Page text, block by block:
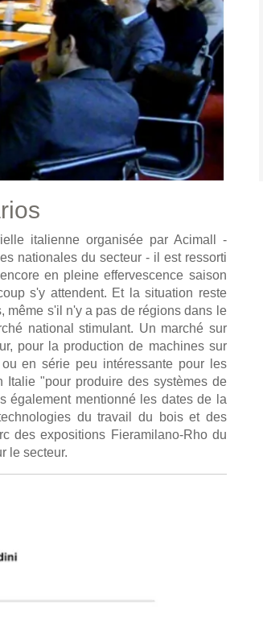
italienne organisée par Acimall -
nationales du secteur - il est ressorti
en pleine effervescence saison
s'y attendent. Et la situation reste
même s'il n'y a pas de régions dans le
national stimulant. Un marché sur
pour la production de machines sur
en série peu intéressante pour les
"pour produire des systèmes de
également mentionné les dates de la
du travail du bois et des
des expositions Fieramilano-Rho du
le secteur.